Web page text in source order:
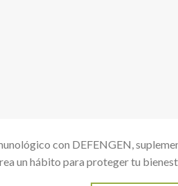
con DEFENGEN,
un hábito para proteger tu